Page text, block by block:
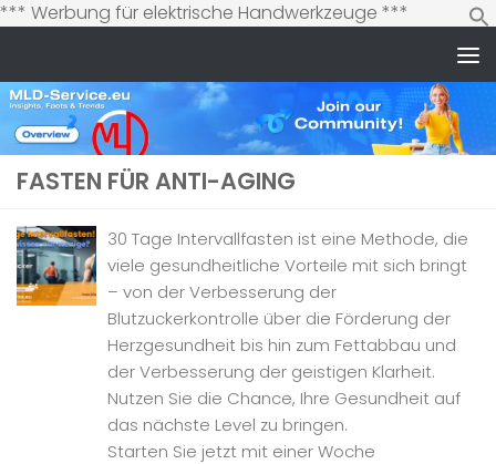
*** Werbung für elektrische Handwerkzeuge ***
Inhalt
FASTEN FÜR ANTI-AGING
30 Tage Intervallfasten ist eine Methode, die
viele gesundheitliche Vorteile mit sich bringt
– von der Verbesserung der
Blutzuckerkontrolle über die Förderung der
Herzgesundheit bis hin zum Fettabbau und
der Verbesserung der geistigen Klarheit.
Nutzen Sie die Chance, Ihre Gesundheit auf
das nächste Level zu bringen.
Starten Sie jetzt mit einer Woche